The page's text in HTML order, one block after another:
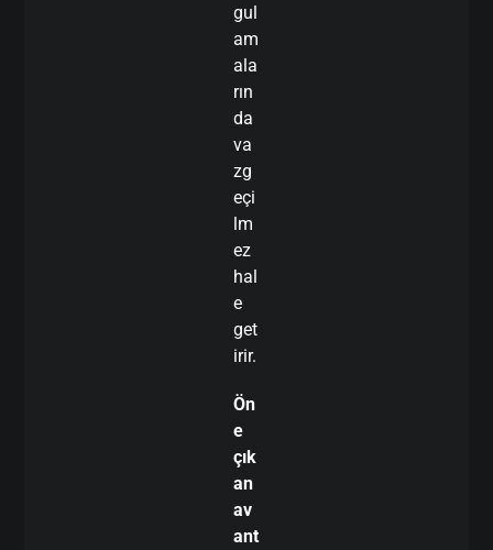
gul
am
ala
rın
da
va
zg
eçi
lm
ez
hal
e
get
irir.
Ön
e
çık
an
av
ant